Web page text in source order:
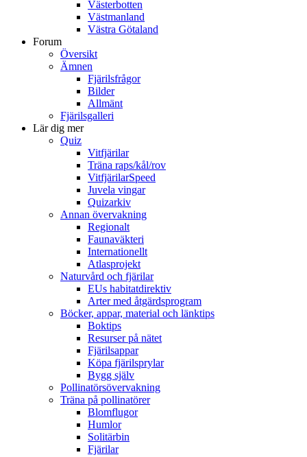
Västerbotten
Västmanland
Västra Götaland
Forum
Översikt
Ämnen
Fjärilsfrågor
Bilder
Allmänt
Fjärilsgalleri
Lär dig mer
Quiz
Vitfjärilar
Träna raps/kål/rov
VitfjärilarSpeed
Juvela vingar
Quizarkiv
Annan övervakning
Regionalt
Faunaväkteri
Internationellt
Atlasprojekt
Naturvård och fjärilar
EUs habitatdirektiv
Arter med åtgärdsprogram
Böcker, appar, material och länktips
Boktips
Resurser på nätet
Fjärilsappar
Köpa fjärilsprylar
Bygg själv
Pollinatörsövervakning
Träna på pollinatörer
Blomflugor
Humlor
Solitärbin
Fjärilar